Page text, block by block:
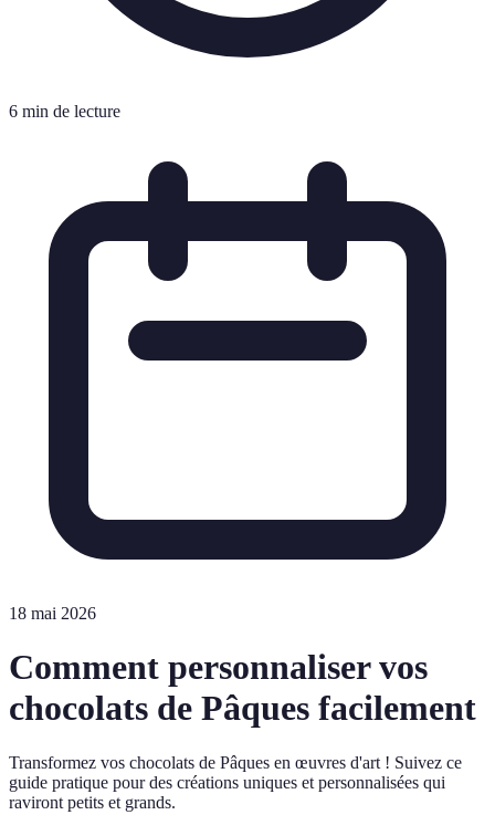
6 min de lecture
18 mai 2026
Comment personnaliser vos
chocolats de Pâques facilement
Transformez vos chocolats de Pâques en œuvres d'art ! Suivez ce
guide pratique pour des créations uniques et personnalisées qui
raviront petits et grands.